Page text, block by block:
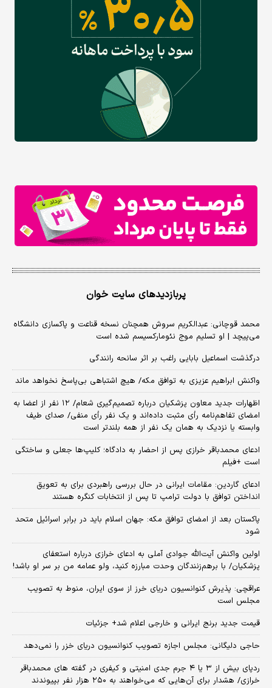
پربازدیدهای سایت خوان
محمد قوچانی: عبدالکریم سروش همچنان نسخه قناعت و پاکسازی دانشگاه
می‌پیچد | او تسلیم موج نئومارکسیسم شده است
درگذشت اسماعیل بابایی راغب بر اثر سانحه رانندگی
واکنش ابراهیم عزیزی به توافق مکه/ هیچ اشتباهی بی‌پاسخ نخواهد ماند
اظهارات جدید معاون پزشکیان درباره تصمیم‌گیری شعام/ ۱۲ نفر از اعضا به
امضای تفاهم‌نامه رأی مثبت داده‌اند و یک نفر رأی منفی/ صدای طیف
وابسته یا نزدیک به همان یک نفر از همه بلندتر است
ادعای محمدباقر خرازی پس از احضار به دادگاه؛ کلیپ‌ها جعلی و ساختگی
است +فیلم
ادعای گاردین: مقامات ایرانی در حال بررسی راهبردی برای به تعویق
انداختن توافق با دولت ترامپ تا پس از انتخابات کنگره هستند
پاکستان بعد از امضای توافق مکه: جهان اسلام باید در برابر اسرائیل متحد
شود
اولین واکنش آیت‌الله جوادی آملی به ادعای خرازی درباره استعفای
پزشکیان/ با برهم‌زنندگان وحدت مبارزه کنید، ولو عمامه من بر سر او باشد!
عراقچی: پذیرش کنوانسیون دریای خرز از سوی ایران، منوط به تصویب
مجلس است
قیمت جدید برنج ایرانی و خارجی اعلام شد+ جزئیات
حاجی دلیگانی: مجلس اجازه تصویب کنوانسیون دریای خزر را نمی‌دهد
ردپای بیش از ۳ یا ۴ جرم جدی امنیتی و کیفری در گفته های محمدباقر
خرازی/ هشدار برای آن‌هایی که می‌خواهند به ۲۵۰ هزار نفر بپیوندند